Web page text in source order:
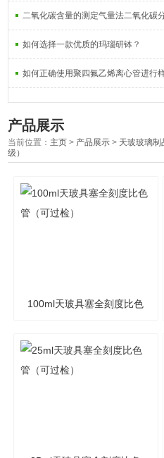
二氧化碳含量的测定气量法二氧化碳
如何选择一款优质的玛瑙研钵？
如何正确使用聚四氟乙烯离心管进行
产品展示
当前位置： 主页 > 产品展示 > 天玻玻璃制
级）
100ml天玻具塞全刻度比色